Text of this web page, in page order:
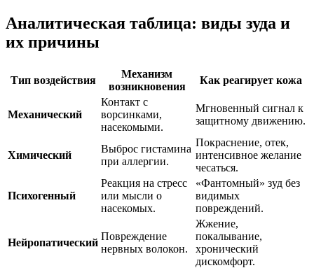
Аналитическая таблица: виды зуда и
их причины
Тип воздействия
Механизм
возникновения
Как реагирует кожа
Механический
Контакт с
ворсинками,
насекомыми.
Мгновенный сигнал к
защитному движению.
Химический
Выброс гистамина
при аллергии.
Покраснение, отек,
интенсивное желание
чесаться.
Психогенный
Реакция на стресс
или мысли о
насекомых.
«Фантомный» зуд без
видимых
повреждений.
Нейропатический
Повреждение
нервных волокон.
Жжение,
покалывание,
хронический
дискомфорт.